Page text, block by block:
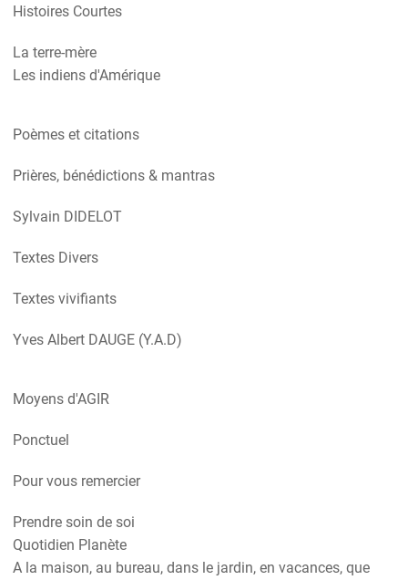
Histoires Courtes
La terre-mère
Les indiens d'Amérique
Poèmes et citations
Prières, bénédictions & mantras
Sylvain DIDELOT
Textes Divers
Textes vivifiants
Yves Albert DAUGE (Y.A.D)
Moyens d'AGIR
Ponctuel
Pour vous remercier
Prendre soin de soi
Quotidien Planète
A la maison, au bureau, dans le jardin, en vacances, que